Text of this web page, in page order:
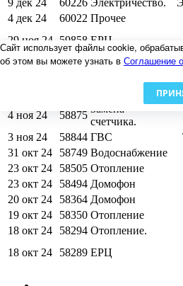
9 дек 24
60226 Электричество.
4 дек 24
60022 Прочее
29 ноя 24
59858 ЕРЦ
16 ноя 24 59366 Домофон
4 ноя 24
58875
Замена
счетчика.
3 ноя 24
58844 ГВС
31 окт 24
58749 Водоснабжение
23 окт 24
58505 Отопление
23 окт 24
58494 Домофон
20 окт 24
58364 Домофон
19 окт 24
58350 Отопление
18 окт 24
58294 Отопление.
18 окт 24
58289 ЕРЦ
Сайт использует файлы cookie,
об этом вы можете узнать в Соглашение